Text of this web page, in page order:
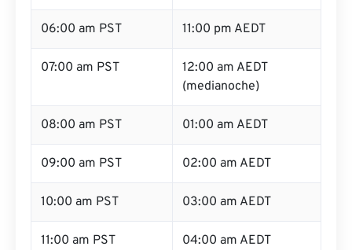
06:00 am PST 11:00 pm AEDT
07:00 am PST
12:00 am AEDT
(medianoche)
08:00 am PST 01:00 am AEDT
09:00 am PST 02:00 am AEDT
10:00 am PST 03:00 am AEDT
11:00 am PST 04:00 am AEDT